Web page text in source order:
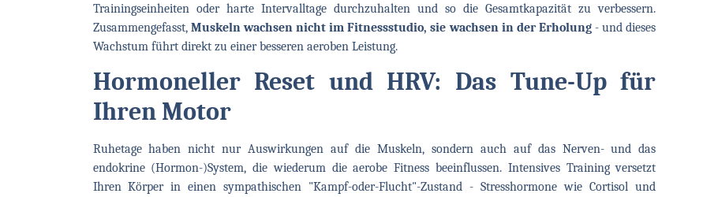
Trainingseinheiten oder harte Intervalltage durchzuhalten und so die Gesamtkapazität zu verbessern.
Zusammengefasst, Muskeln wachsen nicht im Fitnessstudio, sie wachsen in der Erholung- und dieses
Wachstum führt direkt zu einer besseren aeroben Leistung.
Hormoneller Reset und HRV: Das Tune-Up für
Ihren Motor
Ruhetage haben nicht nur Auswirkungen auf die Muskeln, sondern auch auf das Nerven- und das
endokrine (Hormon-)System, die wiederum die aerobe Fitness beeinflussen. Intensives Training versetzt
Ihren Körper in einen sympathischen "Kampf-oder-Flucht"-Zustand - Stresshormone wie Cortisol und